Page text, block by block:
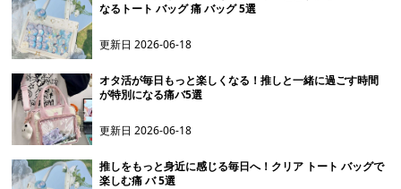
なるトート バッグ 痛 バッグ 5選
更新日2026-06-18
オタ活が毎日もっと楽しくなる！推しと一緒に過ごす時間
が特別になる痛バ5選
更新日2026-06-18
推しをもっと身近に感じる毎日へ！クリア トート バッグで
楽しむ痛 バ 5選